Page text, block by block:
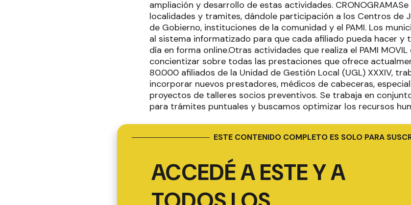
ampliación y desarrollo de estas actividades.
localidades y tramites, dándole participación a los Centros de
de Gobierno, instituciones de la comunidad y el PAMI. Los
al sistema informatizado para que cada afiliado pueda hacer y
día en forma online.Otras actividades que realiza el PAMI
concientizar sobre todas las prestaciones que ofrece
80.000 afiliados de la Unidad de Gestión Local (UGL) XXXIV,
incorporar nuevos prestadores, médicos de cabeceras,
proyectos de talleres socios preventivos. Se trabaja en
para trámites puntuales y buscamos optimizar los recursos
ESTE CONTENIDO COMPLETO ES SOLO PARA
ACCEDÉ A ESTE Y A